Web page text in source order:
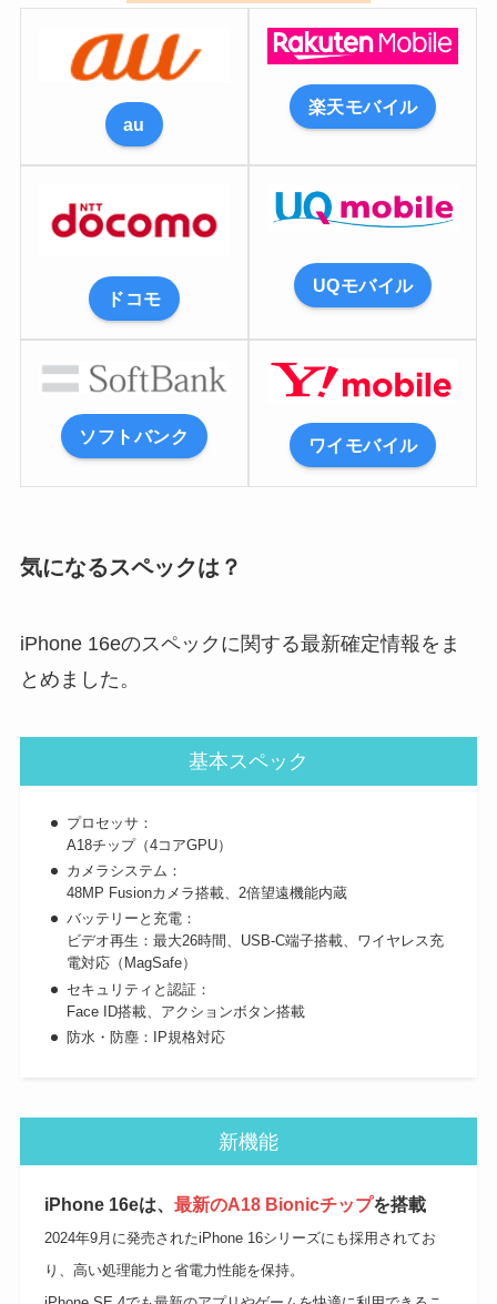
au
楽天モバイル
ドコモ
UQモバイル
ソフトバンク ワイモバイル
気になるスペックは？
iPhone 16eのスペックに関する最新確定情報をま
とめました。
基本スペック
プロセッサ：
A18チップ（4コアGPU）
カメラシステム：
48MP Fusionカメラ搭載、2倍望遠機能内蔵
バッテリーと充電：
ビデオ再生：最大26時間、USB-C端子搭載、ワイヤレス充
電対応（MagSafe）
セキュリティと認証：
Face ID搭載、アクションボタン搭載
防水・防塵：IP規格対応
新機能
iPhone 16eは、最新のA18 Bionicチップを搭載
2024年9月に発売されたiPhone 16シリーズにも採用されてお
り、高い処理能力と省電力性能を保持。